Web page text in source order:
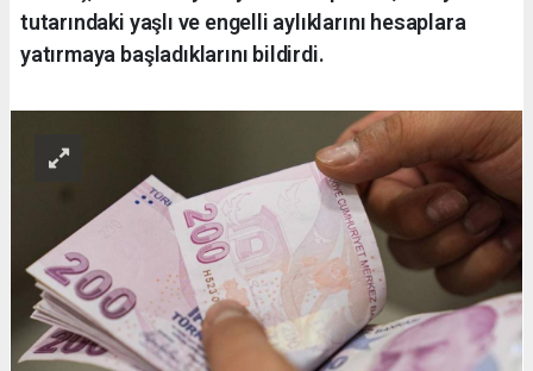
tutarındaki yaşlı ve engelli aylıklarını hesaplara
yatırmaya başladıklarını bildirdi.